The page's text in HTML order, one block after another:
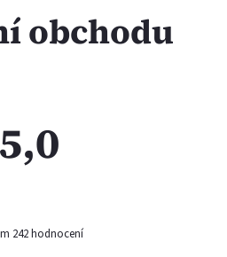
obchodu
5,0
242 hodnocení